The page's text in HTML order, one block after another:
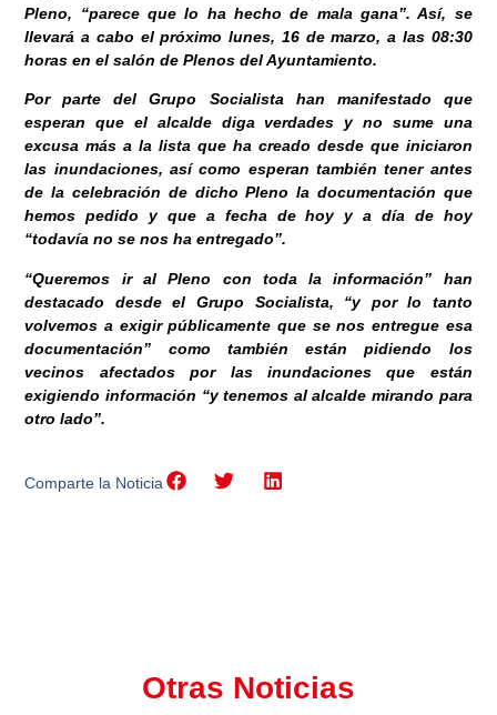
Pleno, “parece que lo ha hecho de mala gana”. Así, se
llevará a cabo el próximo lunes, 16 de marzo, a las 08:30
horas en el salón de Plenos del Ayuntamiento.
Por parte del Grupo Socialista han manifestado que
esperan que el alcalde diga verdades y no sume una
excusa más a la lista que ha creado desde que iniciaron
las inundaciones, así como esperan también tener antes
de la celebración de dicho Pleno la documentación que
hemos pedido y que a fecha de hoy y a día de hoy
“todavía no se nos ha entregado”.
“Queremos ir al Pleno con toda la información” han
destacado desde el Grupo Socialista, “y por lo tanto
volvemos a exigir públicamente que se nos entregue esa
documentación” como también están pidiendo los
vecinos afectados por las inundaciones que están
exigiendo información “y tenemos al alcalde mirando para
otro lado”.
Comparte la Noticia
Otras Noticias